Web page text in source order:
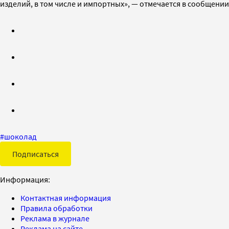
изделий, в том числе и импортных», — отмечается в
#шоколад
Подписаться
Информация:
Контактная информация
Правила обработки
Реклама в журнале